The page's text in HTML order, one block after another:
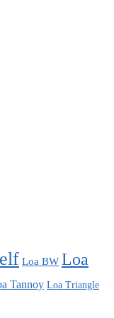
Loa BW Loa
Tannoy Loa Triangle